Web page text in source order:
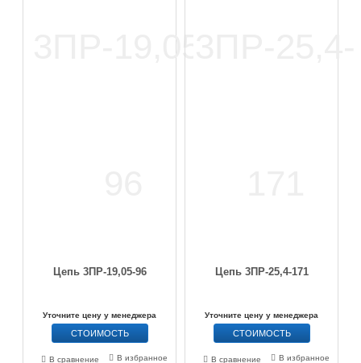
Цепь 3ПР-19,05-96
Уточните цену у менеджера
СТОИМОСТЬ
В избранное
В сравнение
Цепь 3ПР-25,4-171
Уточните цену у менеджера
СТОИМОСТЬ
В избранное
В сравнение